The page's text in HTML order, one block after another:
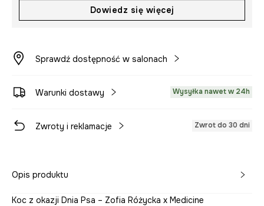
Dowiedz się więcej
Sprawdź dostępność w salonach
Warunki dostawy Wysyłka nawet w 24h
Zwroty i reklamacje Zwrot do 30 dni
Opis produktu
Koc z okazji Dnia Psa – Zofia Różycka x Medicine